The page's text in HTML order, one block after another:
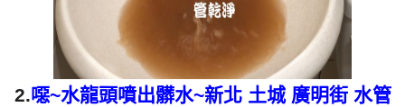
2.噁~水龍頭噴出髒水~新北 土城 廣明街 水管